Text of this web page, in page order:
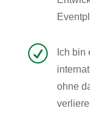
R
Ich
ohne